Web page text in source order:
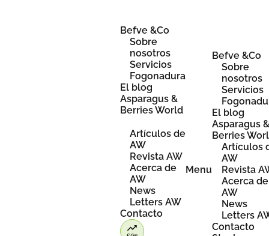
Befve &Co
Sobre
nosotros
Servicios
Fogonadura
El blog
Asparagus &
Berries World
Artículos de
AW
Revista AW
Acerca de
AW
News
Letters AW
Contacto
Menu
Befve &Co
Sobre
nosotros
Servicios
El blog
Asparagus
Berries
Artículos
AW
Revista
Acerca de
AW
News
Letters
Contacto